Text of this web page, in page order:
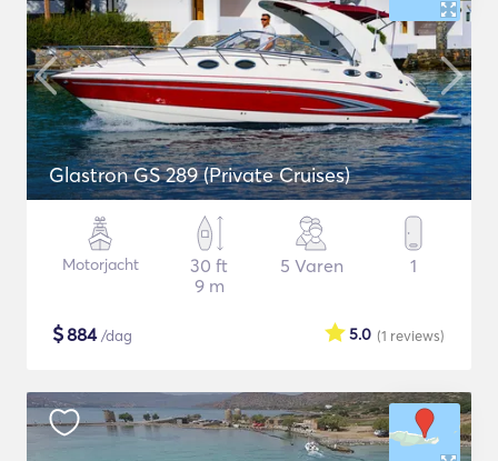
Glastron GS 289 (Private Cruises)
Motorjacht
30 ft
9 m
5 Varen 1
$884/dag (1 reviews)
5.0